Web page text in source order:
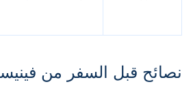
نصائح قبل السفر من